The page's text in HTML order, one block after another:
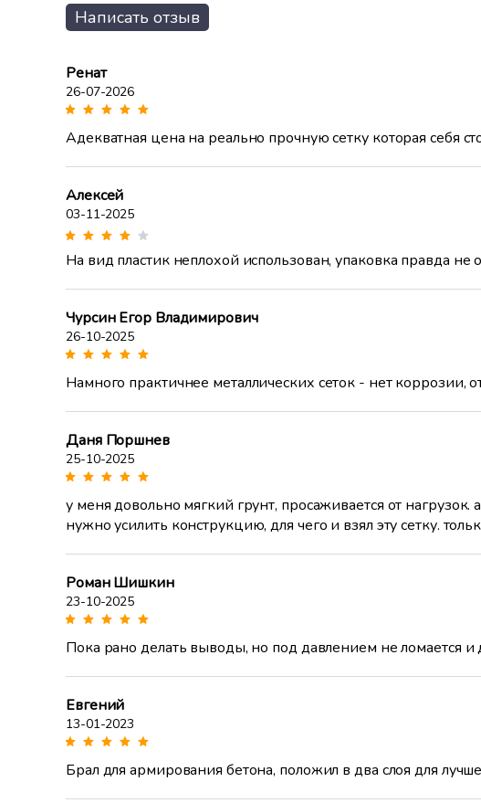
Написать отзыв
Ренат
26-07-2026
Адекватная цена на реально прочную сетку которая себя
Алексей
03-11-2025
На вид пластик неплохой использован, упаковка правда не
Чурсин Егор Владимирович
26-10-2025
Намного практичнее металлических сеток - нет коррозии,
Даня Поршнев
25-10-2025
у меня довольно мягкий грунт, просаживается от
нужно усилить конструкцию, для чего и взял эту сетку.
Роман Шишкин
23-10-2025
Пока рано делать выводы, но под давлением не ломается и
Евгений
13-01-2023
Брал для армирования бетона, положил в два слоя для